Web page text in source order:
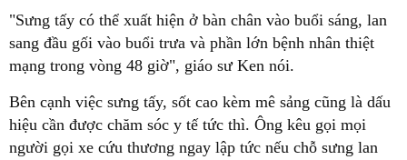
"Sưng tấy có thể xuất hiện ở bàn chân vào buổi sáng, lan
sang đầu gối vào buổi trưa và phần lớn bệnh nhân thiệt
mạng trong vòng 48 giờ", giáo sư Ken nói.
Bên cạnh việc sưng tấy, sốt cao kèm mê sảng cũng là dấu
hiệu cần được chăm sóc y tế tức thì. Ông kêu gọi mọi
người gọi xe cứu thương ngay lập tức nếu chỗ sưng lan